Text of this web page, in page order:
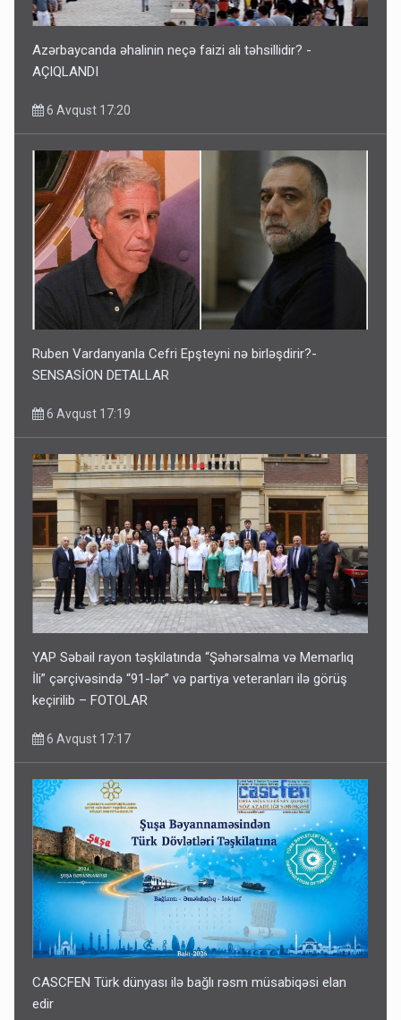
Azərbaycanda əhalinin neçə faizi ali təhsillidir? -
AÇIQLANDI
6 Avqust 17:20
Ruben Vardanyanla Cefri Epşteyni nə birləşdirir?-
SENSASİON DETALLAR
6 Avqust 17:19
YAP Səbail rayon təşkilatında “Şəhərsalma və Memarlıq
İli” çərçivəsində “91-lər” və partiya veteranları ilə görüş
keçirilib – FOTOLAR
6 Avqust 17:17
CASCFEN Türk dünyası ilə bağlı rəsm müsabiqəsi elan
edir